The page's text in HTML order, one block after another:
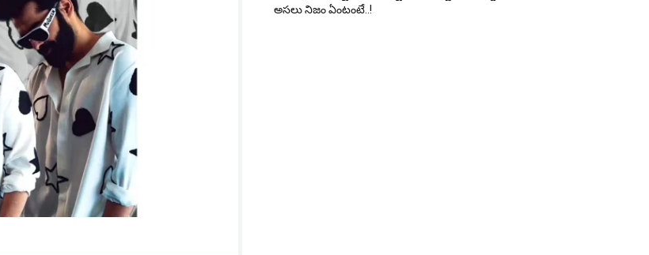
అసలు నిజం ఏంటంటే..!